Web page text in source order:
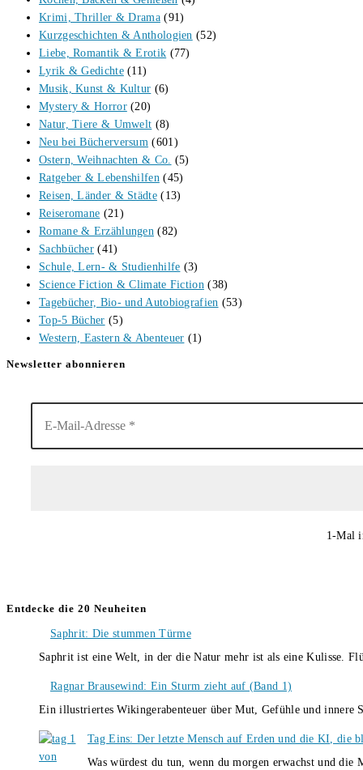
Krimi, Thriller & Drama (91)
Kurzgeschichten & Anthologien (52)
Liebe, Romantik & Erotik (77)
Lyrik & Gedichte (11)
Musik, Kunst & Kultur (6)
Mystery & Horror (20)
Natur, Tiere & Umwelt (8)
Neu bei Bücherversum (601)
Ostern, Weihnachten & Co. (5)
Ratgeber & Lebenshilfen (45)
Reisen, Länder & Städte (13)
Reiseromane (21)
Romane & Erzählungen (82)
Sachbücher (41)
Schule, Lern- & Studienhilfe (3)
Science Fiction & Climate Fiction (38)
Tagebücher, Bio- und Autobiografien (53)
Top-5 Bücher (5)
Western, Eastern & Abenteuer (1)
Newsletter abonnieren
1-Mal
Entdecke die 20 Neuheiten
Saphrit: Die stummen Türme
Saphrit ist eine Welt, in der die Natur mehr ist als eine Kulisse.
Ragnar Brausewind: Ein Sturm zieht auf (Band 1)
Ein illustriertes Wikingerabenteuer über Mut, Gefühle und
Tag Eins: Der letzte Mensch auf Erden und die KI, die
Was würdest du tun, wenn du morgen erwachst und